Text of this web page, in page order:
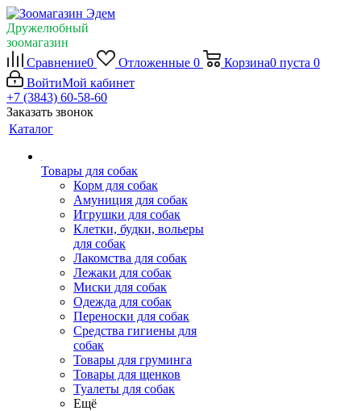
Дружелюбный
зоомагазин
Сравнение0 Отложенные 0 Корзина0 пуста 0
ВойтиМой кабинет
+7 (3843) 60-58-60
Заказать звонок
Каталог
Товары для собак
Корм для собак
Амуниция для собак
Игрушки для собак
Клетки, будки, вольеры
для собак
Лакомства для собак
Лежаки для собак
Миски для собак
Одежда для собак
Переноски для собак
Средства гигиены для
собак
Товары для груминга
Товары для щенков
Туалеты для собак
Ещё